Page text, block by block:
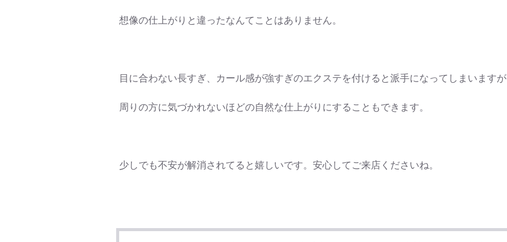
想像の仕上がりと違ったなんてことはありません。
目に合わない長すぎ、カール感が強すぎのエクステを付けると派手になってしまいますが
周りの方に気づかれないほどの自然な仕上がりにすることもできます。
少しでも不安が解消されてると嬉しいです。安心してご来店くださいね。